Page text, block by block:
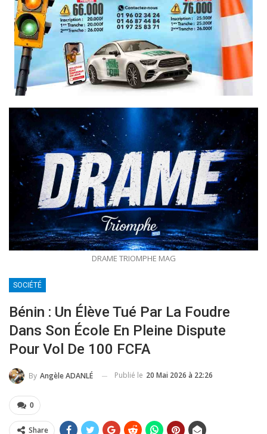
DRAME TRIOMPHE MAG
SOCIÉTÉ
Bénin : Un Élève Tué Par La Foudre
Dans Son École En Pleine Dispute
Pour Vol De 100 FCFA
By Angèle ADANLÉ Publié le 20 Mai 2026 à 22:26
0
Share